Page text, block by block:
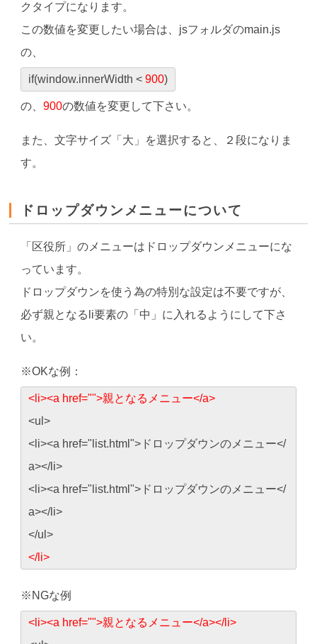
クタイプになります。
この数値を変更したい場合は、jsフォルダのmain.js
の、
if(window.innerWidth <900)
の、900の数値を変更して下さい。
また、文字サイズ「大」を選択すると、２段になりま
す。
ドロップダウンメニューについて
「区役所」のメニューはドロップダウンメニューにな
っています。
ドロップダウンを使う為の特別な設定は不要ですが、
必ず親となるli要素の「中」に入れるようにして下さ
い。
※OKな例：
<li><a href="">親となるメニュー</a>
<ul>
<li><a href="list.html">ドロップダウンのメニュー</
a></li>
<li><a href="list.html">ドロップダウンのメニュー</
a></li>
</ul>
</li>
※NGな例
<li><a href="">親となるメニュー</a></li>